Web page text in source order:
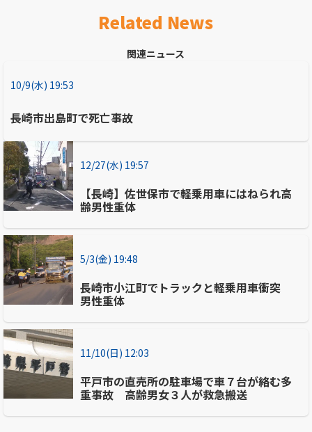
Related News
関連ニュース
10/9(水) 19:53
長崎市出島町で死亡事故
12/27(水) 19:57
【長崎】佐世保市で軽乗用車にはねられ高
齢男性重体
5/3(金) 19:48
長崎市小江町でトラックと軽乗用車衝突
男性重体
11/10(日) 12:03
平戸市の直売所の駐車場で車７台が絡む多
重事故 高齢男女３人が救急搬送